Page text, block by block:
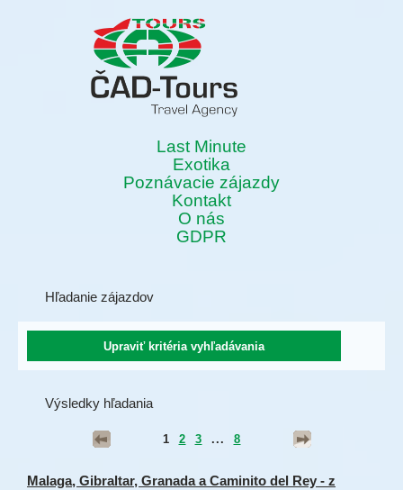
Last Minute
Exotika
Poznávacie zájazdy
Kontakt
O nás
GDPR
Hľadanie zájazdov
Výsledky hľadania
1 2 3 ... 8
Malaga, Gibraltar, Granada a Caminito del Rey - z